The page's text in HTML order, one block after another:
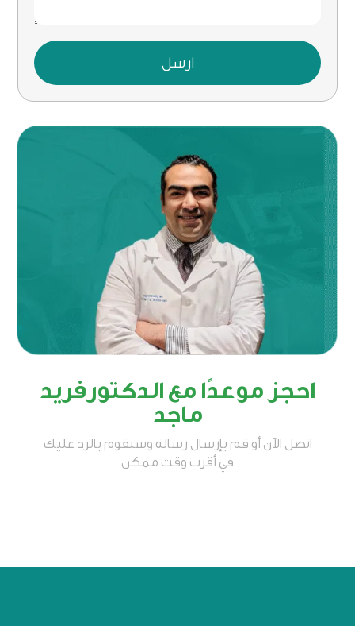
احجز موعدًا مع الدكتورفريد
ماجد
اتصل الآن أو قم بإرسال رسالة وسنقوم بالرد عليك
في أقرب وقت ممكن